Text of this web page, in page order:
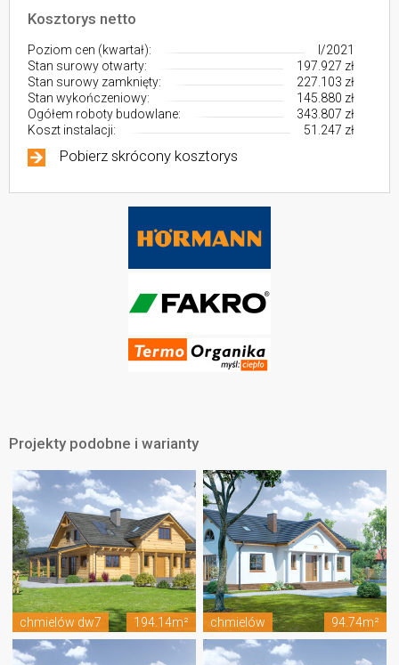
Kosztorys netto
Poziom cen (kwartał):
I/2021
Stan surowy otwarty:
197.927 zł
Stan surowy zamknięty:
227.103 zł
Stan wykończeniowy:
145.880 zł
Ogółem roboty budowlane:
343.807 zł
Koszt instalacji:
51.247 zł
Pobierz skrócony kosztorys
Projekty podobne i warianty
chmielów dw7 194.14m² chmielów 94.74m²